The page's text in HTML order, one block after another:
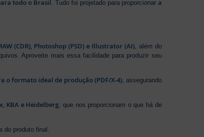
todo o Brasil . Tudo foi projetado para proporcionar a
(CDR), Photoshop (PSD) e Illustrator (AI), além do
Aproveite mais essa facilidade para produzir seu
o formato ideal de produção (PDF/X-4), assegurando
KBA e Heidelberg, que nos proporcionam o que há de
do produto final.